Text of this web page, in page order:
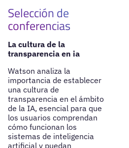
Selección de
conferencias
La cultura de la
transparencia en ia
Watson analiza la
importancia de establecer
una cultura de
transparencia en el ámbito
de la IA, esencial para que
los usuarios comprendan
cómo funcionan los
sistemas de inteligencia
artificial y puedan